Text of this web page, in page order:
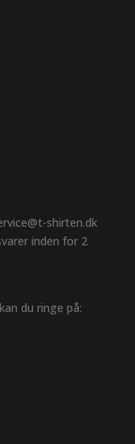
shirten.dk
inden for 2
du ringe på: